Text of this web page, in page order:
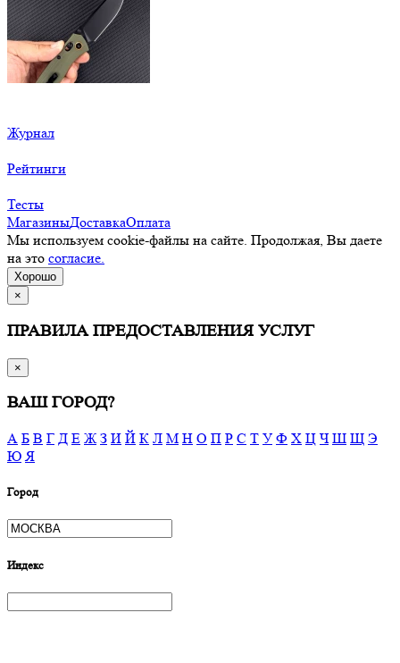
Журнал
Рейтинги
Тесты
МагазиныДоставкаОплата
Мы используем cookie-файлы на сайте. Продолжая, Вы даете
на это согласие.
Хорошо
×
ПРАВИЛА ПРЕДОСТАВЛЕНИЯ УСЛУГ
×
ВАШ ГОРОД?
А Б В Г Д Е Ж З И Й К Л М Н О П Р С Т У Ф Х Ц Ч Ш Щ Э
Ю Я
Город
Индекс